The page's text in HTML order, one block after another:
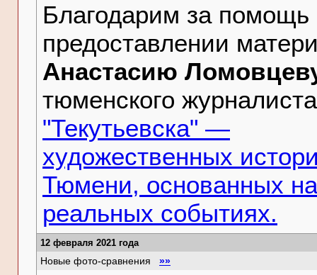
Благодарим за помощь
предоставлении
Анастасию
тюменского
"Текутьевска" —
художественных
Тюмени, основанных на
реальных событиях.
12 февраля 2021 года
Новые фото-сравнения »»